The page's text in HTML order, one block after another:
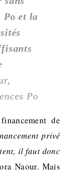
Po et la
Po
de
privé
il faut donc
Naour. Mais